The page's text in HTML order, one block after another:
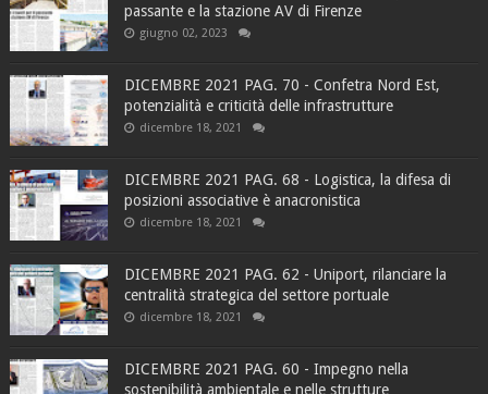
passante e la stazione AV di Firenze
giugno 02, 2023
DICEMBRE 2021 PAG. 70 - Confetra Nord Est,
potenzialità e criticità delle infrastrutture
dicembre 18, 2021
DICEMBRE 2021 PAG. 68 - Logistica, la difesa di
posizioni associative è anacronistica
dicembre 18, 2021
DICEMBRE 2021 PAG. 62 - Uniport, rilanciare la
centralità strategica del settore portuale
dicembre 18, 2021
DICEMBRE 2021 PAG. 60 - Impegno nella
sostenibilità ambientale e nelle strutture